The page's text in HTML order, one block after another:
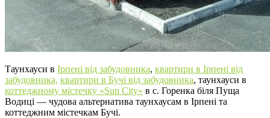
Таунхауси в Ірпені від забудовника, квартири в Ірпені від
забудовника, квартири в Бучі від забудовника, таунхауси в
коттеджному містечку «Sun City» в с. Горенка біля Пуща
Водиці — чудова альтернатива таунхаусам в Ірпені та
коттеджним містечкам Бучі.